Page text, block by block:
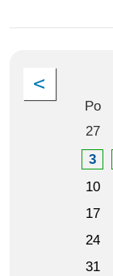
Po
27
3
10
17
24
31